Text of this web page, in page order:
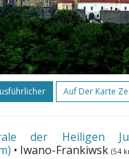
Auf Der Karte
der Heiligen
• Iwano-Frankiwsk (54